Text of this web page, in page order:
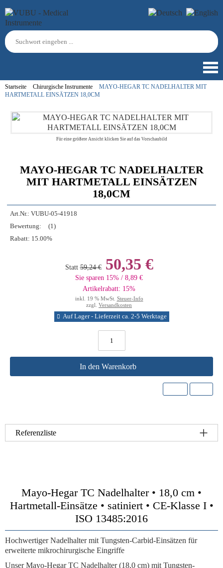
Startseite Chirurgische Instrumente
MAYO-HEGAR TC NADELHALTER MIT
HARTMETALL EINSÄTZEN 18,0CM
Für eine größere Ansicht klicken Sie auf das Vorschaubild
MAYO-HEGAR TC NADELHALTER
MIT HARTMETALL EINSÄTZEN
18,0CM
Art.Nr.: VUBU-05-41918
Bewertung:
(1)
Rabatt: 15.00%
Statt 59,24 €50,35 €
Sie sparen 15% / 8,89 €
Artikelrabatt: 15%
inkl. 19 % MwSt. Steuer-Info
zzgl. Versandkosten
Auf Lager - Lieferzeit ca. 2-5 Werktage
In den Warenkorb
Referenzliste
Mayo-Hegar TC Nadelhalter • 18,0 cm •
Hartmetall-Einsätze • satiniert • CE-Klasse I •
ISO 13485:2016
Hochwertiger Nadelhalter mit Tungsten-Carbid-Einsätzen für
erweiterte mikrochirurgische Eingriffe
Unser Mayo-Hegar TC Nadelhalter (18,0 cm) mit Tungsten-